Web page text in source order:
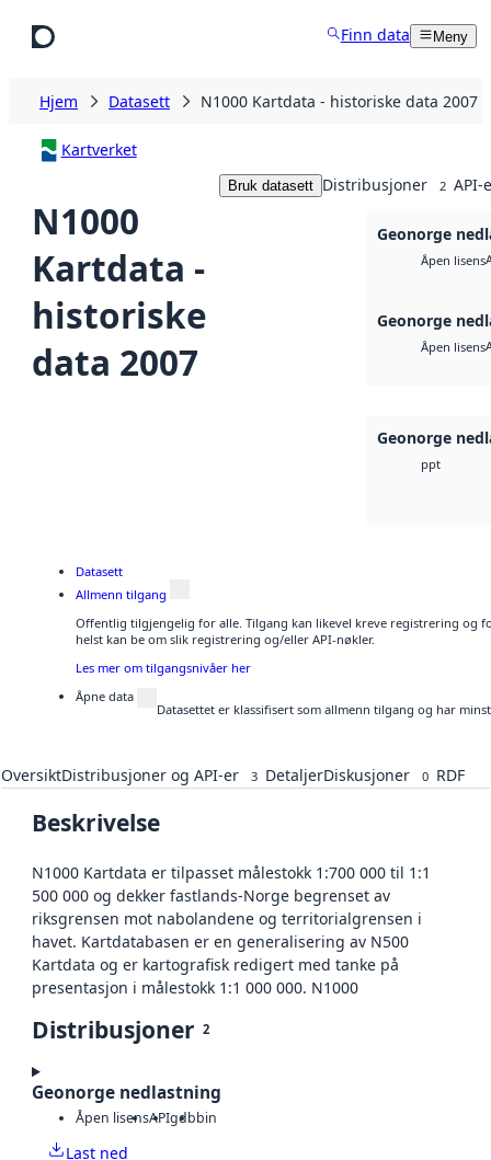
Finn data Meny
Hjem Datasett N1000 Kartdata - historiske data 2007
Kartverket
N1000
Kartdata -
historiske
data 2007
Bruk datasett Distribusjoner 2 API-
Geonorge
Åpen lisens
Geonorge
Åpen lisens
Geonorge
ppt
Datasett
Allmenn tilgang
Offentlig tilgjengelig for alle. Tilgang kan likevel kreve registrering og
helst kan be om slik registrering og/eller API-nøkler.
Les mer om tilgangsnivåer her
Åpne data
Datasettet er klassifisert som allmenn tilgang og har
OversiktDistribusjoner og API-er 3 DetaljerDiskusjoner 0 RDF
Beskrivelse
N1000 Kartdata er tilpasset målestokk 1:700 000 til 1:1
500 000 og dekker fastlands-Norge begrenset av
riksgrensen mot nabolandene og territorialgrensen i
havet. Kartdatabasen er en generalisering av N500
Kartdata og er kartografisk redigert med tanke på
presentasjon i målestokk 1:1 000 000. N1000
Distribusjoner 2
Geonorge nedlastning
Åpen lisensAPIgdbbin
Last ned